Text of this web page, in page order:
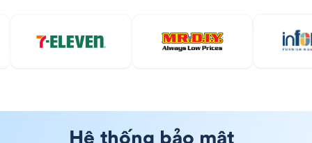
Hệ thống bảo mật